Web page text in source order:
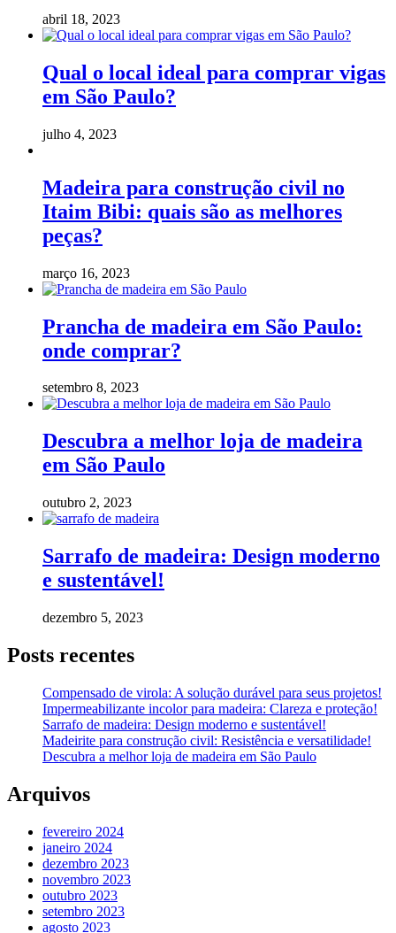
abril 18, 2023
Qual o local ideal para comprar vigas
em São Paulo?
julho 4, 2023
Madeira para construção civil no
Itaim Bibi: quais são as melhores
peças?
março 16, 2023
Prancha de madeira em São Paulo:
onde comprar?
setembro 8, 2023
Descubra a melhor loja de madeira
em São Paulo
outubro 2, 2023
Sarrafo de madeira: Design moderno
e sustentável!
dezembro 5, 2023
Posts recentes
Compensado de virola: A solução durável para seus projetos!
Impermeabilizante incolor para madeira: Clareza e proteção!
Sarrafo de madeira: Design moderno e sustentável!
Madeirite para construção civil: Resistência e versatilidade!
Descubra a melhor loja de madeira em São Paulo
Arquivos
fevereiro 2024
janeiro 2024
dezembro 2023
novembro 2023
outubro 2023
setembro 2023
agosto 2023